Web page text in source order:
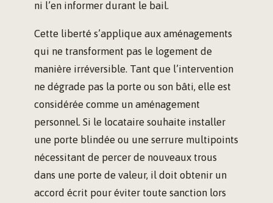
ni l’en informer durant le bail.
Cette liberté s’applique aux aménagements
qui ne transforment pas le logement de
manière irréversible. Tant que l’intervention
ne dégrade pas la porte ou son bâti, elle est
considérée comme un aménagement
personnel. Si le locataire souhaite installer
une porte blindée ou une serrure multipoints
nécessitant de percer de nouveaux trous
dans une porte de valeur, il doit obtenir un
accord écrit pour éviter toute sanction lors